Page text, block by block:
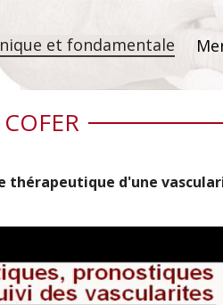
et fondamentale
d'une